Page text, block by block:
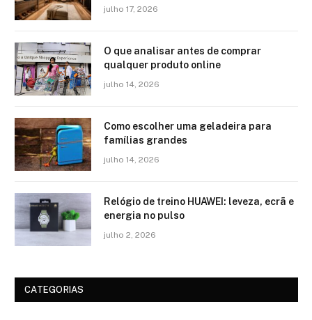
julho 17, 2026
O que analisar antes de comprar
qualquer produto online
julho 14, 2026
Como escolher uma geladeira para
famílias grandes
julho 14, 2026
Relógio de treino​ HUAWEI: leveza, ecrã e
energia no pulso
julho 2, 2026
CATEGORIAS